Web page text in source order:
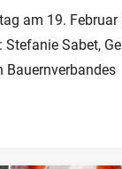
am 19. Februar
Stefanie Sabet,
Bauernverbandes